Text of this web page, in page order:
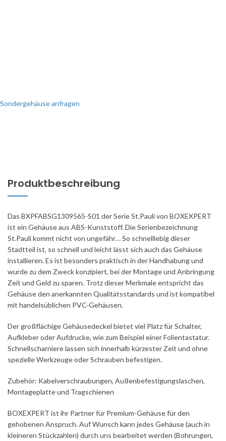
Sondergehäuse anfragen
Produktbeschreibung
Das BXPFABSG1309565-S01 der Serie St.Pauli von BOXEXPERT
ist ein Gehäuse aus ABS-Kunststoff. Die Serienbezeichnung
St.Pauli kommt nicht von ungefähr… So schnelllebig dieser
Stadtteil ist, so schnell und leicht lässt sich auch das Gehäuse
installieren. Es ist besonders praktisch in der Handhabung und
wurde zu dem Zweck konzipiert, bei der Montage und Anbringung
Zeit und Geld zu sparen. Trotz dieser Merkmale entspricht das
Gehäuse den anerkannten Qualitätsstandards und ist kompatibel
mit handelsüblichen PVC-Gehäusen.
Der großflächige Gehäusedeckel bietet viel Platz für Schalter,
Aufkleber oder Aufdrucke, wie zum Beispiel einer Folientastatur.
Schnellscharniere lassen sich innerhalb kürzester Zeit und ohne
spezielle Werkzeuge oder Schrauben befestigen.
Zubehör: Kabelverschraubungen, Außenbefestigungslaschen,
Montageplatte und Tragschienen
BOXEXPERT ist ihr Partner für Premium-Gehäuse für den
gehobenen Anspruch. Auf Wunsch kann jedes Gehäuse (auch in
kleineren Stückzahlen) durch uns bearbeitet werden (Bohrungen,